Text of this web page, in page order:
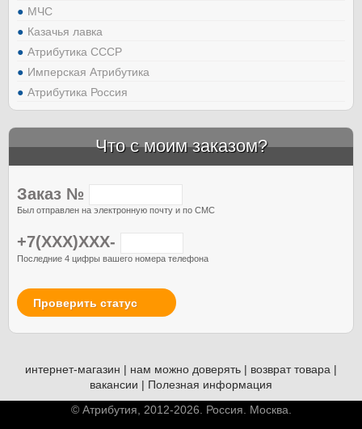
МЧС
Казачья лавка
Атрибутика СССР
Имперская Атрибутика
Атрибутика Россия
Что с моим заказом?
Заказ №
Был отправлен на электронную почту и по СМС
+7(XXX)XXX-
Последние 4 цифры вашего номера телефона
Проверить статус
интернет-магазин | нам можно доверять | возврат товара |
вакансии | Полезная информация
© Атрибутия, 2012-2026. Россия. Москва.